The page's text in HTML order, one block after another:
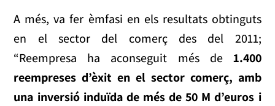
A més, va fer èmfasi en els resultats obtinguts
en el sector del comerç des del 2011;
“Reempresa ha aconseguit més de 1.400
reempreses d’èxit en el sector comerç, amb
una inversió induïda de més de 50 M d’euros i